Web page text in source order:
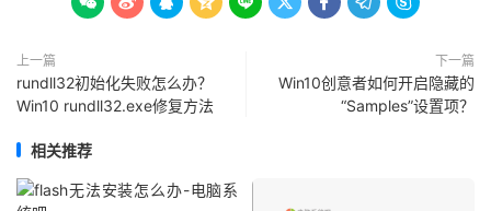
上一篇
rundll32初始化失败怎么办？
Win10 rundll32.exe修复方法
下一篇
Win10创意者如何开启隐藏的
“Samples”设置项？
相关推荐